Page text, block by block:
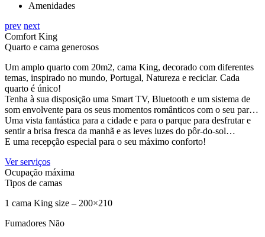
Amenidades
prev next
Comfort King
Quarto e cama generosos
Um amplo quarto com 20m2, cama King, decorado com diferentes
temas, inspirado no mundo, Portugal, Natureza e reciclar. Cada
quarto é único!
Tenha à sua disposição uma Smart TV, Bluetooth e um sistema de
som envolvente para os seus momentos românticos com o seu par…
Uma vista fantástica para a cidade e para o parque para desfrutar e
sentir a brisa fresca da manhã e as leves luzes do pôr-do-sol…
E uma recepção especial para o seu máximo conforto!
Ver serviços
Ocupação máxima
Tipos de camas
1 cama King size – 200×210
Fumadores Não